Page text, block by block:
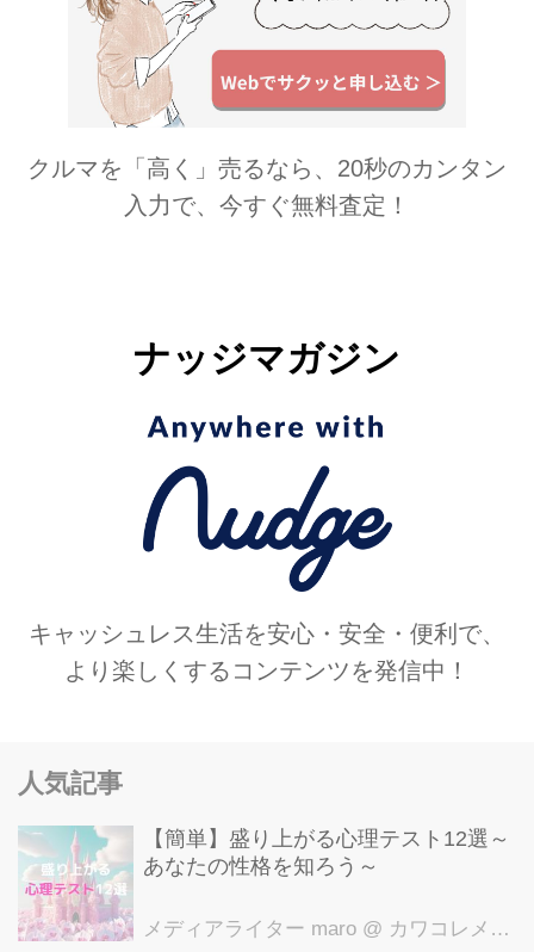
クルマを「高く」売るなら、20秒のカンタン
入力で、今すぐ無料査定！
ナッジマガジン
キャッシュレス生活を安心・安全・便利で、
より楽しくするコンテンツを発信中！
人気記事
【簡単】盛り上がる心理テスト12選～
あなたの性格を知ろう～
メディアライター maro @ カワコレメディア編集部